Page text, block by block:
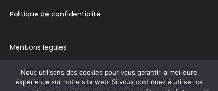
Politique de confidentialité
Mentions légales
Plan du site
Nous utilisons des cookies pour vous garantir la meilleure
expérience sur notre site web. Si vous continuez à utiliser ce